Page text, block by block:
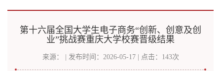
第十六届全国大学生电子商务“创新、创意及创
业”挑战赛重庆大学校赛晋级结果
来源： | 发布时间：2026-05-17 | 点击： 143次